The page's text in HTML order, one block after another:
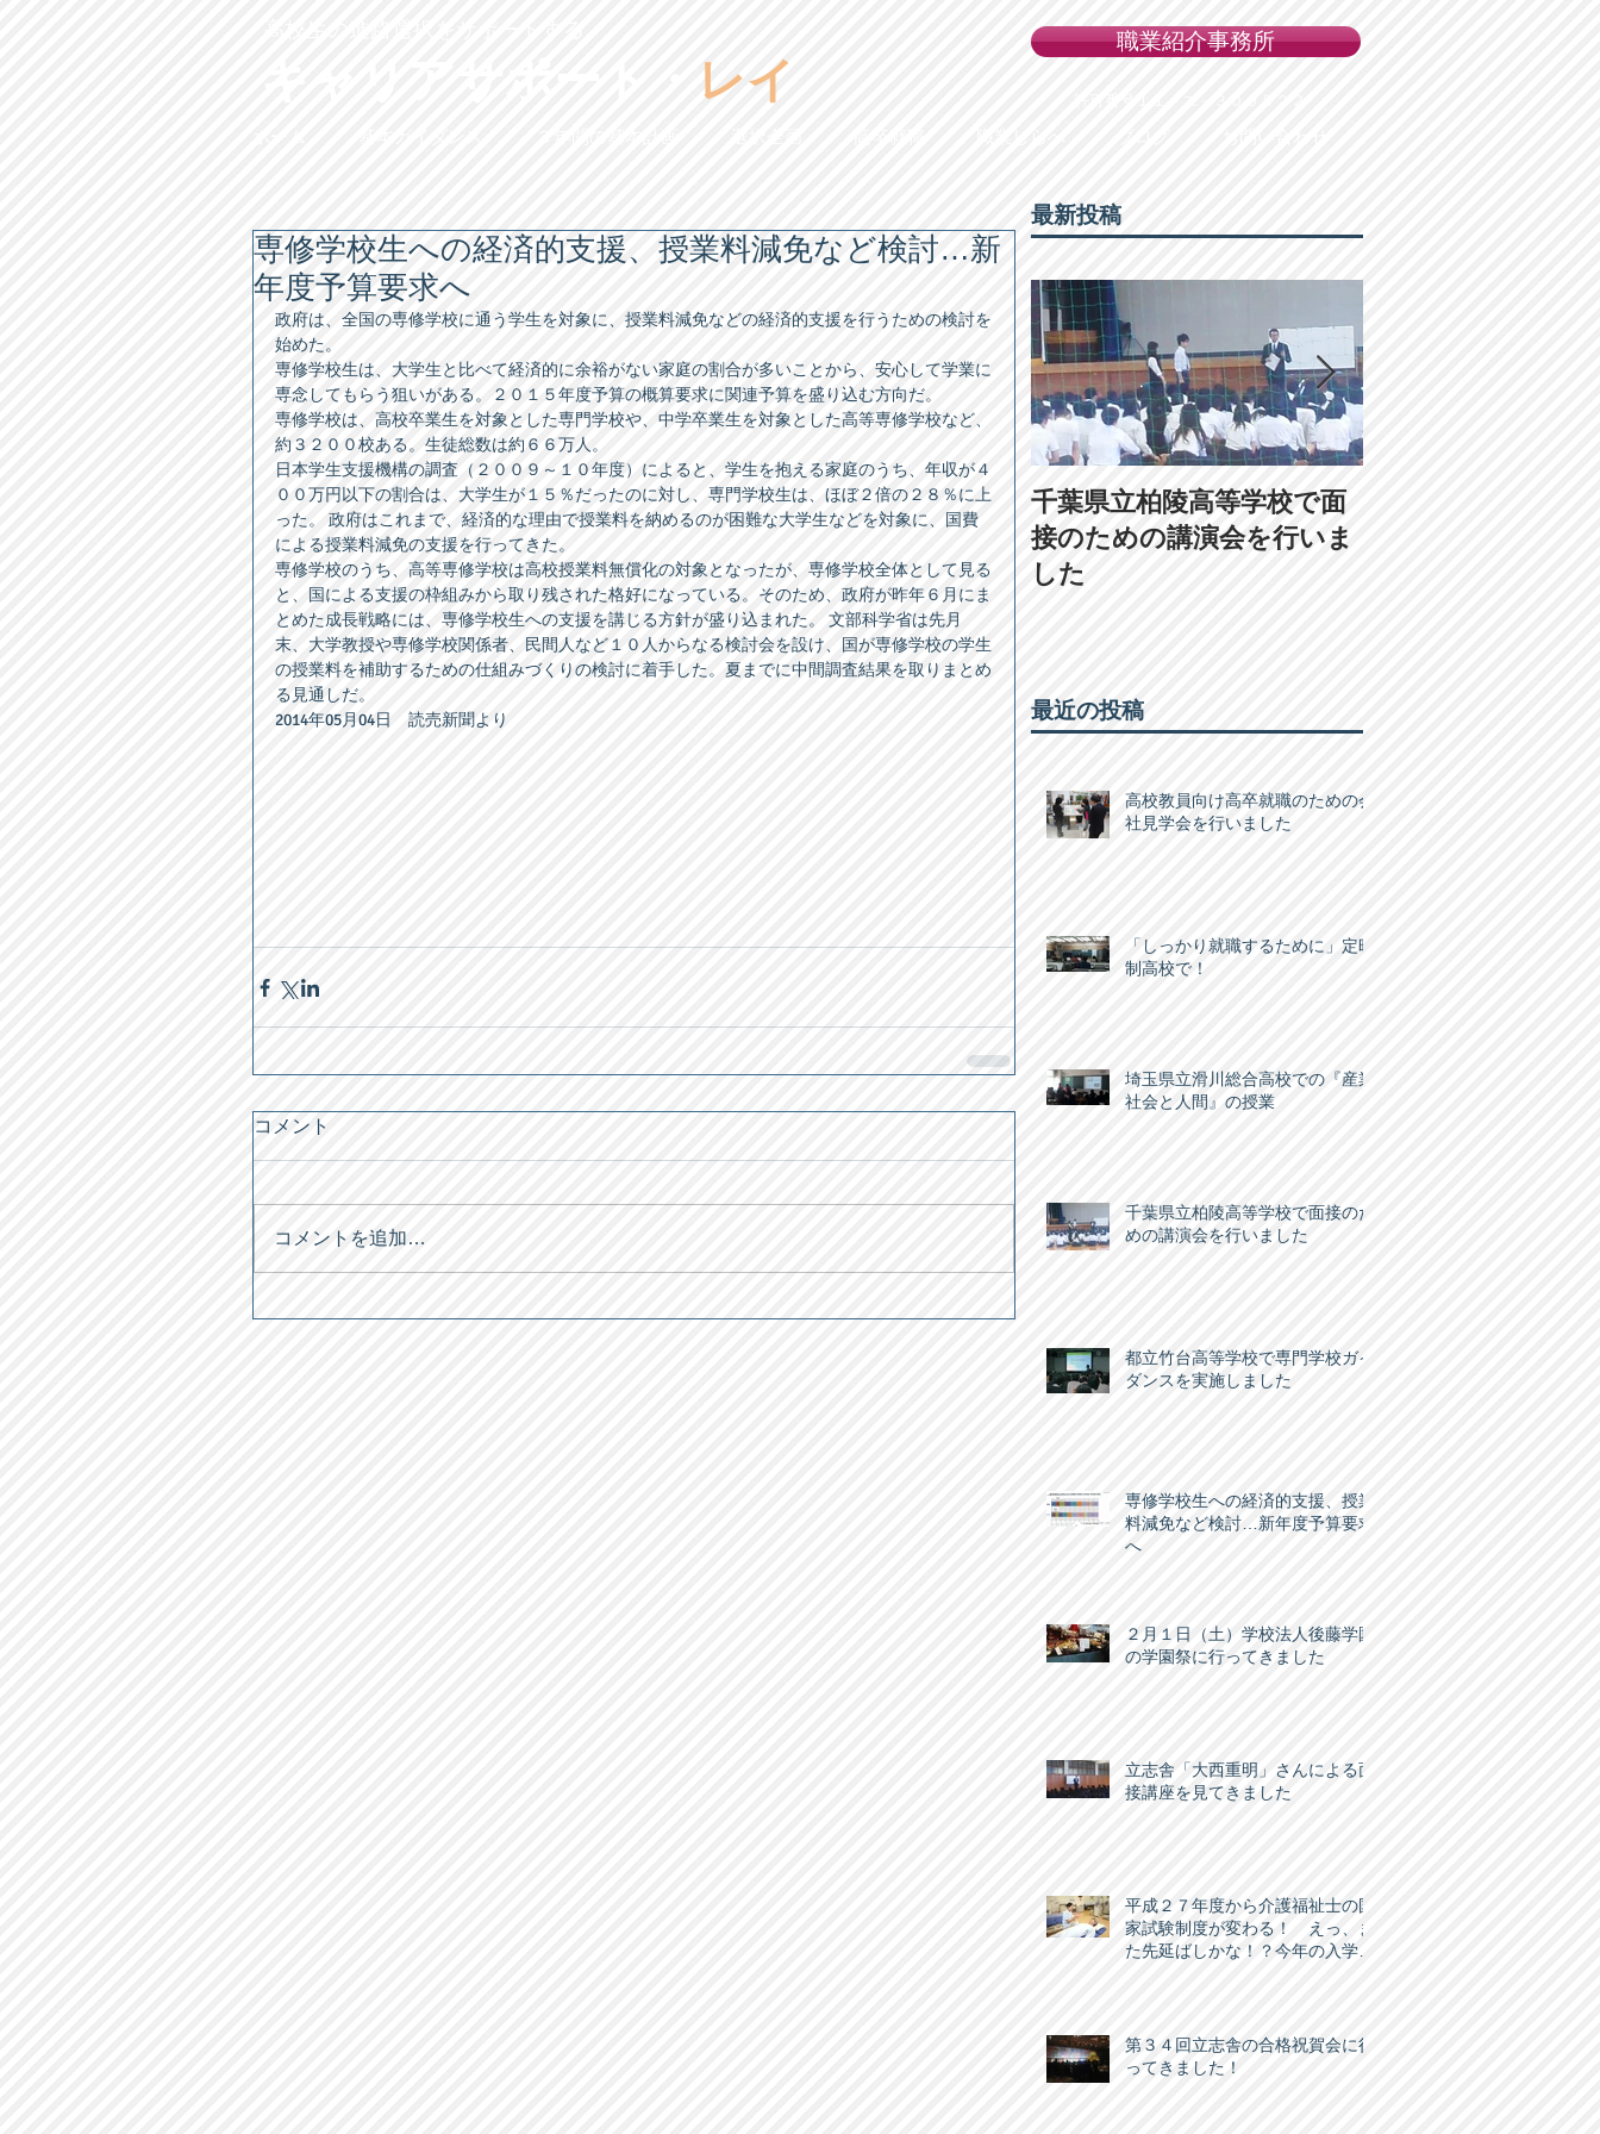
レイ
職業紹介事務所
専修学校生への経済的支援、授業料減免など検討…新
年度予算要求へ
政府は、全国の専修学校に通う学生を対象に、授業料減免などの経済的支援を行うための検討を
始めた。
専修学校生は、大学生と比べて経済的に余裕がない家庭の割合が多いことから、安心して学業に
専念してもらう狙いがある。２０１５年度予算の概算要求に関連予算を盛り込む方向だ。
専修学校は、高校卒業生を対象とした専門学校や、中学卒業生を対象とした高等専修学校など、
約３２００校ある。生徒総数は約６６万人。
日本学生支援機構の調査（２００９～１０年度）によると、学生を抱える家庭のうち、年収が４
００万円以下の割合は、大学生が１５％だったのに対し、専門学校生は、ほぼ２倍の２８％に上
った。 政府はこれまで、経済的な理由で授業料を納めるのが困難な大学生などを対象に、国費
による授業料減免の支援を行ってきた。
専修学校のうち、高等専修学校は高校授業料無償化の対象となったが、専修学校全体として見る
と、国による支援の枠組みから取り残された格好になっている。そのため、政府が昨年６月にま
とめた成長戦略には、専修学校生への支援を講じる方針が盛り込まれた。 文部科学省は先月
末、大学教授や専修学校関係者、民間人など１０人からなる検討会を設け、国が専修学校の学生
の授業料を補助するための仕組みづくりの検討に着手した。夏までに中間調査結果を取りまとめ
る見通しだ。
2014年05月04日　読売新聞より
コメント
コメントを追加…
最新投稿
千葉県立柏陵高等学校で面
接のための講演会を行いま
した
最近の投稿
高校教員向け高卒就職のための会
社見学会を行いました
「しっかり就職するために」定時
制高校で！
埼玉県立滑川総合高校での『産業
社会と人間』の授業
千葉県立柏陵高等学校で面接のた
めの講演会を行いました
都立竹台高等学校で専門学校ガイ
ダンスを実施しました
専修学校生への経済的支援、授業
料減免など検討…新年度予算要求
へ
２月１日（土）学校法人後藤学園
の学園祭に行ってきました
立志舎「大西重明」さんによる面
接講座を見てきました
平成２７年度から介護福祉士の国
家試験制度が変わる！ えっ、ま
た先延ばしかな！？今年の入学生
第３４回立志舎の合格祝賀会に行
ってきました！